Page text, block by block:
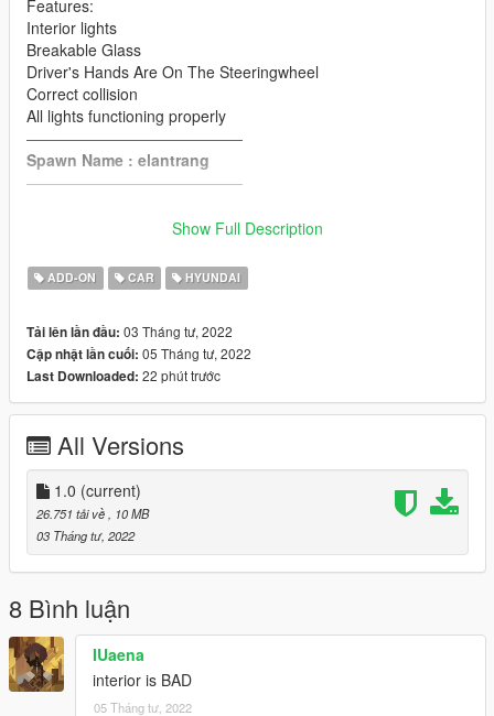
Features:
Interior lights
Breakable Glass
Driver's Hands Are On The Steeringwheel
Correct collision
All lights functioning properly
——————————————
Spawn Name : elantrang
——————————————
Drop elantrang folder to update\x64\dlcpacks
Edit dlclist.xml from update\update.rpf\common\data
dlcpacks:\elantrang\
Show Full Description
ADD-ON CAR HYUNDAI
Tải lên lần đầu: 03 Tháng tư, 2022
Cập nhật lần cuối: 05 Tháng tư, 2022
Last Downloaded: 22 phút trước
All Versions
1.0 (current)
26.751 tải về, 10 MB
03 Tháng tư, 2022
8 Bình luận
IUaena
interior is BAD
05 Tháng tư, 2022